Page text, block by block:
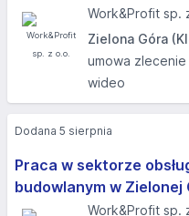
Work&Profit sp.
Zielona Góra
umowa zlecenie
wideo
Praca w sektorze
budowlanym w Zielonej
Work&Profit sp.
Dodana 5 sierpnia